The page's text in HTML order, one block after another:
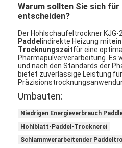
Horizontaler Band-Mischer
Superfine Schleifmaschine
v-Art Pulvermischer
IBC-Behälter-Mischmaschine
Industrielle Schleuder
Warum sollten Sie sich für
entscheiden?
Der Hohlschaufeltrockner KJG-
Paddelindirekte Heizung mit
Trocknungszeitfür eine
Pharmapulververarbeitung. Es
und nach den Standards der
bietet zuverlässige Leistung für
Umbauten:
Niedrigen Energieverbrauch
Hohlblatt-Paddel-Trocknerei
Schlammverarbeitender